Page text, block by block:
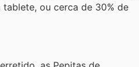
tablete, ou cerca de 30% de